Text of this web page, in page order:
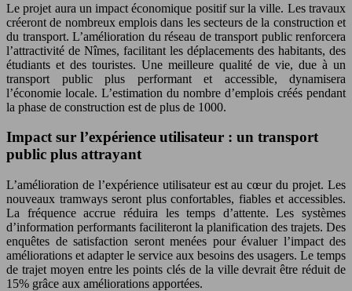
Le projet aura un impact économique positif sur la ville. Les travaux
créeront de nombreux emplois dans les secteurs de la construction et
du transport. L’amélioration du réseau de transport public renforcera
l’attractivité de Nîmes, facilitant les déplacements des habitants, des
étudiants et des touristes. Une meilleure qualité de vie, due à un
transport public plus performant et accessible, dynamisera
l’économie locale. L’estimation du nombre d’emplois créés pendant
la phase de construction est de plus de 1000.
Impact sur l’expérience utilisateur : un transport
public plus attrayant
L’amélioration de l’expérience utilisateur est au cœur du projet. Les
nouveaux tramways seront plus confortables, fiables et accessibles.
La fréquence accrue réduira les temps d’attente. Les systèmes
d’information performants faciliteront la planification des trajets. Des
enquêtes de satisfaction seront menées pour évaluer l’impact des
améliorations et adapter le service aux besoins des usagers. Le temps
de trajet moyen entre les points clés de la ville devrait être réduit de
15% grâce aux améliorations apportées.